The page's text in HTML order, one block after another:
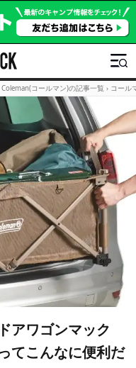
Coleman(コールマン)の記事一覧 › コール
アワゴンマック
てこんなに便利だ